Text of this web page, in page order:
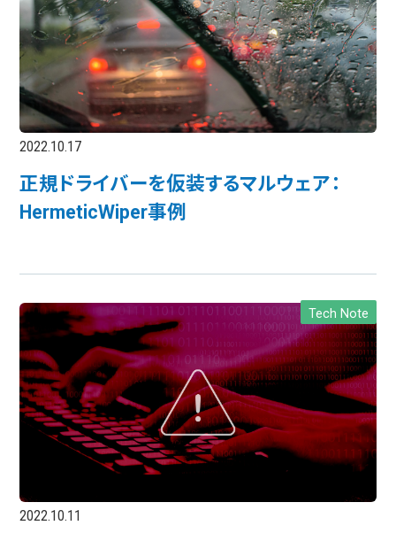
2022.10.17
正規ドライバーを仮装するマルウェア：
HermeticWiper事例
Tech Note
2022.10.11